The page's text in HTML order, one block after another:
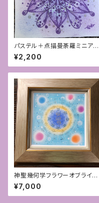
パステル＋点描曼荼羅ミニアー
ト
¥2,200
神聖幾何学フラワーオブライフ
＋フトマニ図アート 15cmサイズ
¥7,000